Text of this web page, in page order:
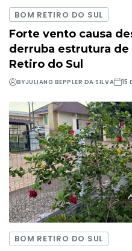
BOM RETIRO DO SUL
Forte vento causa
derruba estrutura
Retiro do Sul
BYJULIANO BEPPLER DA SILVA 15
BOM RETIRO DO SUL